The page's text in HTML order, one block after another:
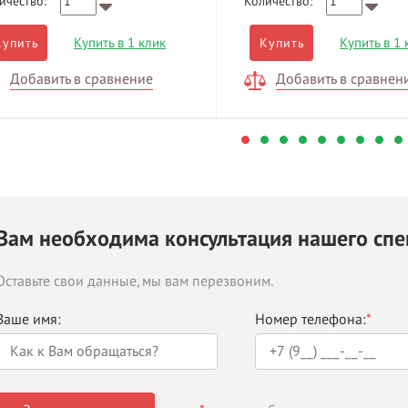
Купить в 1 клик
Добавить в сравнение
Купить Купить в 1
Добавить в
необходима консультация нашего
свои данные, мы вам перезвоним.
имя: Номер телефона:*